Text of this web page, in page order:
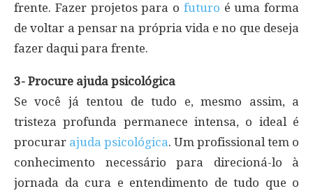
frente. Fazer projetos para o futuro é uma forma
de voltar a pensar na própria vida e no que deseja
fazer daqui para frente.
3- Procure ajuda psicológica
Se você já tentou de tudo e, mesmo assim, a
tristeza profunda permanece intensa, o ideal é
procurar ajuda psicológica. Um profissional tem o
conhecimento necessário para direcioná-lo à
jornada da cura e entendimento de tudo que o